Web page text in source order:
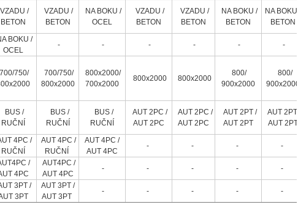
VZADU /
BETON
VZADU /
BETON
NA BOKU /
OCEL
VZADU /
BETON
VZADU /
BETON
NA BOKU /
BETON
NA BOKU /
BETON
BOKU /
OCEL
- - - - - -
700/750/
700/750/
800x2000
800x2000/
700x2000
800x2000 800x2000
800/
900x2000
800/
900x2000
BUS /
RUČNÍ
BUS /
RUČNÍ
BUS /
RUČNÍ
AUT 2PC /
AUT 2PC
AUT 2PC /
AUT 2PC
AUT 2PT /
AUT 2PT
AUT 2PT /
AUT 2PT
4PC /
RUČNÍ
AUT 4PC /
RUČNÍ
AUT 4PC /
AUT 4PC
- - - -
/
4PC
AUT4PC /
AUT 4PC
- - - - -
3PT /
3PT
AUT 3PT /
AUT 3PT
- - - - -